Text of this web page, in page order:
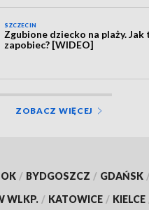
SZCZECIN
Zgubione dziecko na plaży. Jak
zapobiec? [WIDEO]
ZOBACZ WIĘCEJ
/ BYDGOSZCZ / GDAŃSK
WLKP. / KATOWICE / KIELCE